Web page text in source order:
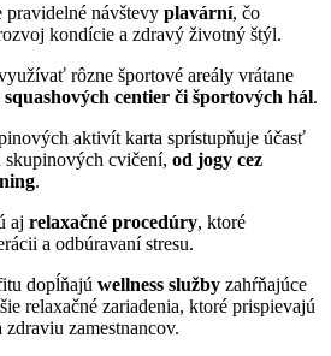
návštevy plavární, čo
kondície a zdravý životný štýl.
rôzne športové areály vrátane
squashových centier či športových hál.
aktivít karta sprístupňuje účasť
skupinových cvičení, od jogy cez
.
aj relaxačné procedúry, ktoré
a odbúravaní stresu.
dopĺňajú wellness služby zahŕňajúce
relaxačné zariadenia, ktoré prispievajú
zamestnancov.